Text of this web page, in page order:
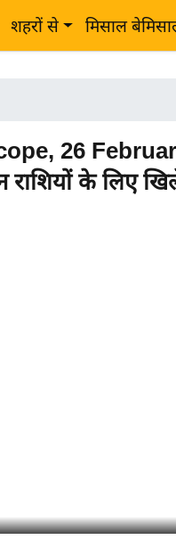
शहरों से मिसाल
26
के लिए